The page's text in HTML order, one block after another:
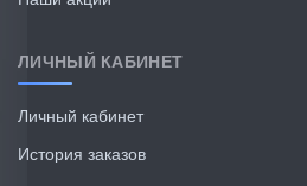
ЛИЧНЫЙ КАБИНЕТ
Личный кабинет
История заказов